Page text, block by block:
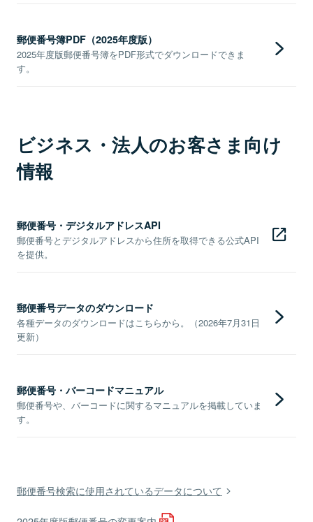
郵便番号簿PDF（2025年度版）
2025年度版郵便番号簿をPDF形式でダウンロードできま
す。
ビジネス・法人のお客さま向け
情報
郵便番号・デジタルアドレスAPI
郵便番号とデジタルアドレスから住所を取得できる公式API
を提供。
郵便番号データのダウンロード
各種データのダウンロードはこちらから。（2026年7月31日
更新）
郵便番号・バーコードマニュアル
郵便番号や、バーコードに関するマニュアルを掲載していま
す。
郵便番号検索に使用されているデータについて